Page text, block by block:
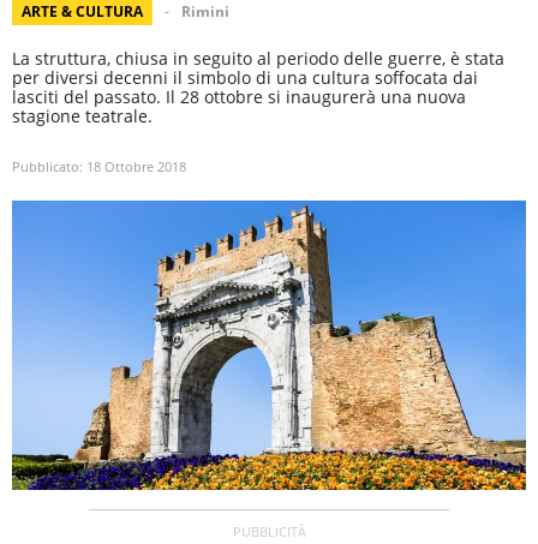
ARTE & CULTURA Rimini
La struttura, chiusa in seguito al periodo delle guerre, è stata
per diversi decenni il simbolo di una cultura soffocata dai
lasciti del passato. Il 28 ottobre si inaugurerà una nuova
stagione teatrale.
Pubblicato: 18 Ottobre 2018